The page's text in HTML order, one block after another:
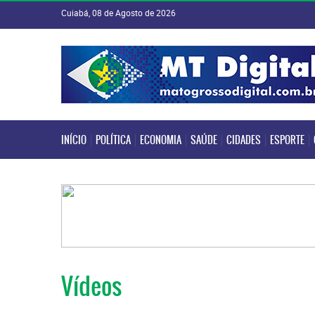
Cuiabá, 08 de Agosto de 2026
INÍCIO POLÍTICA ECONOMIA SAÚDE CIDADES ESPORTE
INÍCIO POLÍTICA ECONOMIA
Vídeos